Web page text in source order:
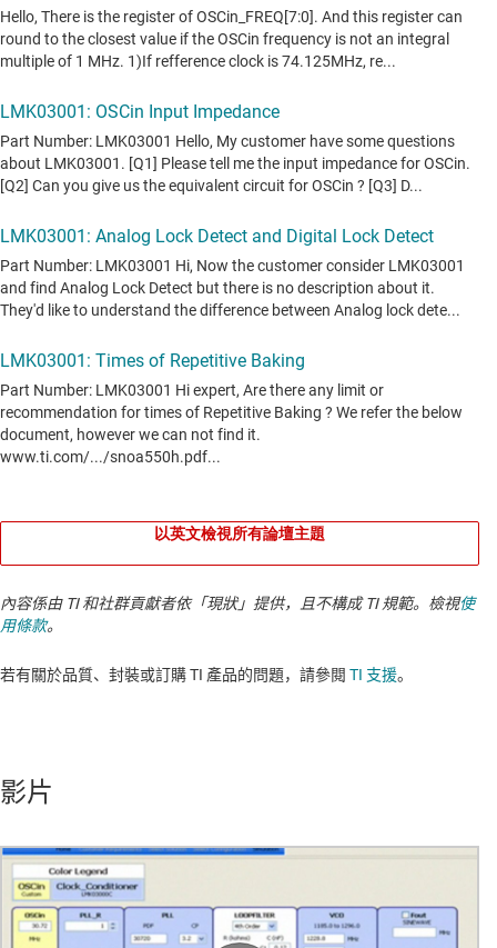
以英文檢視所有論壇主題
內容係由 TI 和社群貢獻者依「現狀」提供，且不構成 TI 規範。檢視使
用條款。
若有關於品質、封裝或訂購 TI 產品的問題，請參閱 TI 支援。​​​​​​​​​​​​​​
影片